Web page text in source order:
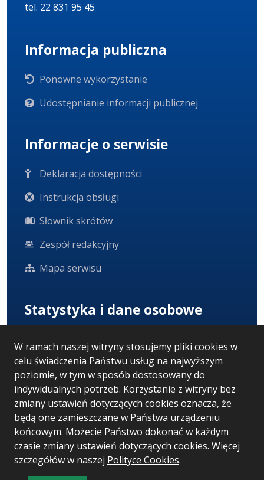
W ramach naszej witryny stosujemy pliki cookies w
celu świadczenia Państwu usług na najwyższym
poziomie, w tym w sposób dostosowany do
indywidualnych potrzeb. Korzystanie z witryny bez
zmiany ustawień dotyczących cookies oznacza, że
będą one zamieszczane w Państwa urządzeniu
końcowym. Możecie Państwo dokonać w każdym
czasie zmiany ustawień dotyczących cookies. Więcej
szczegółów w naszej Polityce Cookies.
tel. 22 831 95 45
Informacja publiczna
Ponowne wykorzystanie
Udostępnianie informacji publicznej
Informacje o serwisie
Deklaracja dostępności
Instrukcja obsługi
Słownik skrótów
Zespół redakcyjny
Mapa serwisu
Statystyka i dane osobowe
Ostatnio dodane
Polityka prywatności
RODO
Wersja systemu: 5.7.0 [52]
Ostatnia aktualizacja BIP: 03.08.2026 14:35